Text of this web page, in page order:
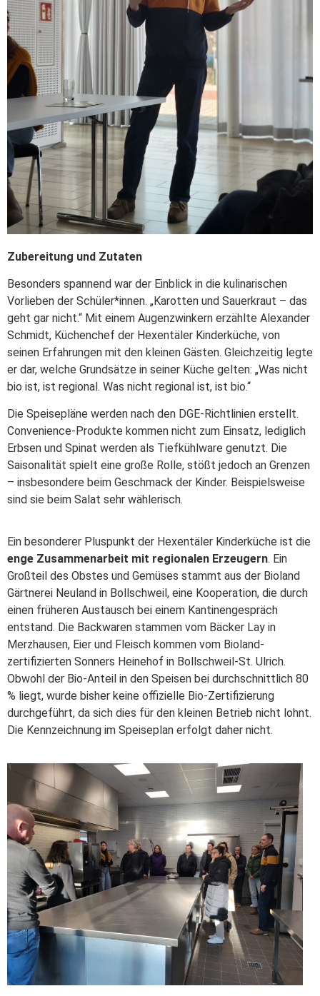
Zubereitung und Zutaten
Besonders spannend war der Einblick in die kulinarischen
Vorlieben der Schüler*innen. „Karotten und Sauerkraut – das
geht gar nicht.“ Mit einem Augenzwinkern erzählte Alexander
Schmidt, Küchenchef der Hexentäler Kinderküche, von
seinen Erfahrungen mit den kleinen Gästen. Gleichzeitig legte
er dar, welche Grundsätze in seiner Küche gelten: „Was nicht
bio ist, ist regional. Was nicht regional ist, ist bio.“
Die Speisepläne werden nach den DGE-Richtlinien erstellt.
Convenience-Produkte kommen nicht zum Einsatz, lediglich
Erbsen und Spinat werden als Tiefkühlware genutzt. Die
Saisonalität spielt eine große Rolle, stößt jedoch an Grenzen
– insbesondere beim Geschmack der Kinder. Beispielsweise
sind sie beim Salat sehr wählerisch.
Ein besonderer Pluspunkt der Hexentäler Kinderküche ist die
enge Zusammenarbeit mit regionalen Erzeugern. Ein
Großteil des Obstes und Gemüses stammt aus der Bioland
Gärtnerei Neuland in Bollschweil, eine Kooperation, die durch
einen früheren Austausch bei einem Kantinengespräch
entstand. Die Backwaren stammen vom Bäcker Lay in
Merzhausen, Eier und Fleisch kommen vom Bioland-
zertifizierten Sonners Heinehof in Bollschweil-St. Ulrich.
Obwohl der Bio-Anteil in den Speisen bei durchschnittlich 80
% liegt, wurde bisher keine offizielle Bio-Zertifizierung
durchgeführt, da sich dies für den kleinen Betrieb nicht lohnt.
Die Kennzeichnung im Speiseplan erfolgt daher nicht.